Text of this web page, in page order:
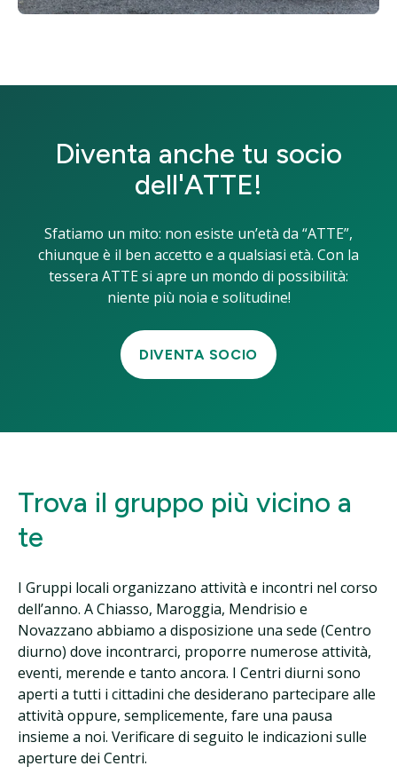
Diventa anche tu socio
dell'ATTE!
Sfatiamo un mito: non esiste un’età da “ATTE”,
chiunque è il ben accetto e a qualsiasi età. Con la
tessera ATTE si apre un mondo di possibilità:
niente più noia e solitudine!
DIVENTA SOCIO
Trova il gruppo più vicino a
te
I Gruppi locali organizzano attività e incontri nel corso
dell’anno. A Chiasso, Maroggia, Mendrisio e
Novazzano abbiamo a disposizione una sede (Centro
diurno) dove incontrarci, proporre numerose attività,
eventi, merende e tanto ancora. I Centri diurni sono
aperti a tutti i cittadini che desiderano partecipare alle
attività oppure, semplicemente, fare una pausa
insieme a noi. Verificare di seguito le indicazioni sulle
aperture dei Centri.